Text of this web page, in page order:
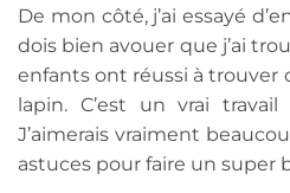
De mon côté, j’ai essayé
dois bien avouer que j’ai
enfants ont réussi à trouver
lapin. C’est un vrai
J’aimerais vraiment
astuces pour faire un super